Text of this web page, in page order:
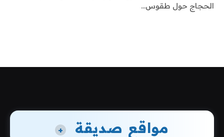
الحجاج حول طقوس…
مواقع صديقة +